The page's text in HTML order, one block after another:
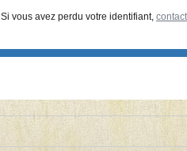
Si vous avez perdu votre identifiant,